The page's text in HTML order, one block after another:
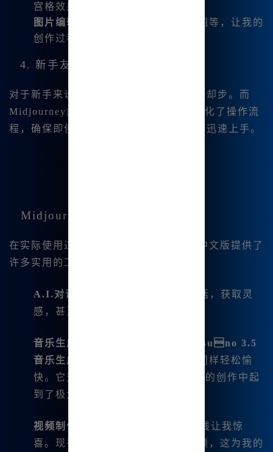
宫格效果，便于分享。
图片编辑功能
：如微调、平移、扩图等，让我的
创作过程更加灵活。
4. 新手友好
对于新手来说，操作复杂的工具往往让人却步。而
Midjourney|中文版内置了
MJ提词器，简化了操作流
程，确保即使是没有任何基础的用户也能迅速上手。
Midjourney的实用功能
在实际使用过程中，我发现Midjourney中文版提供了
许多实用的工具，比如：
A.I.对话生成
：我可以与AI进行对话，获取灵
感，甚至是探索不同的创作思路。
音乐生成
Suno 3.5
音乐生成
功能，创作音乐的过程同样轻松愉
快。它支持自动生成歌词，这在我的创作中起
到了极大的辅助作用。
视频制作
：最近，AI视频功能的上线让我惊
喜。现在我可以生成高质量的短视频，这为我的